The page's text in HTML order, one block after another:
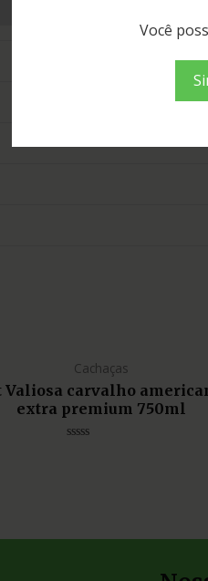
Você
Cachaças
Valiosa carvalho
extra premium 750ml